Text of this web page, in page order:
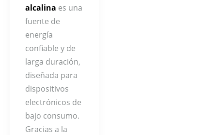
alcalina es una
fuente de
energía
confiable y de
larga duración,
diseñada para
dispositivos
electrónicos de
bajo consumo.
Gracias a la